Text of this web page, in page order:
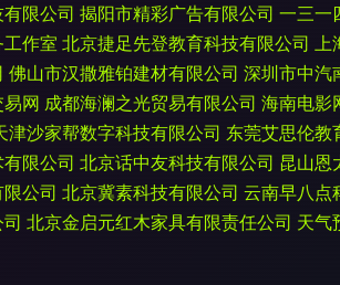
限公司 揭阳市精彩广告有限公司 一三一
作室 北京捷足先登教育科技有限公司 上
佛山市汉撒雅铂建材有限公司 深圳市中汽
网 成都海澜之光贸易有限公司 海南电影
津沙家帮数字科技有限公司 东莞艾思伦教
限公司 北京话中友科技有限公司 昆山恩
公司 北京冀素科技有限公司 云南早八点
北京金启元红木家具有限责任公司 天气